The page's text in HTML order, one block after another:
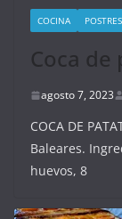
COCINA POSTRES
Coca
agosto 7, 2023
COCA DE
Baleares.
huevos, 8